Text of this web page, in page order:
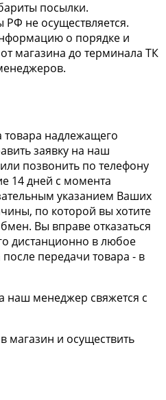
посылки.
РФ не осуществляется.
о порядке и
магазина до терминала ТК
товара надлежащего
заявку на наш
или позвонить по телефону
14 дней с момента
указанием Ваших
по которой вы хотите
Вы вправе отказаться
дистанционно в любое
передачи товара - в
наш менеджер свяжется с
магазин и осуществить